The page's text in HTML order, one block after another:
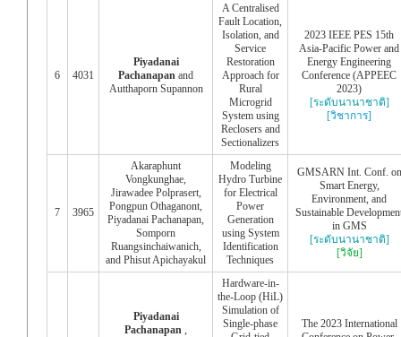
6 4031
Piyadanai
Pachanapan and
Autthaporn Supannon
A Centralised
Fault Location,
Isolation, and
Service
Restoration
Approach for
Rural
Microgrid
System using
Reclosers and
Sectionalizers
2023 IEEE PES 15th
Asia-Pacific Power and
Energy Engineering
Conference (APPEEC
2023)
[ระดับนานาชาติ]
[วิชาการ]
7 3965
Akaraphunt
Vongkunghae,
Jirawadee Polprasert,
Pongpun Othaganont,
Piyadanai Pachanapan,
Somporn
Ruangsinchaiwanich,
and Phisut Apichayakul
Modeling
Hydro Turbine
for Electrical
Power
Generation
using System
Identification
Techniques
GMSARN Int. Conf. on
Smart Energy,
Environment, and
Sustainable
in GMS
[ระดับนานาชาติ]
[วิจัย]
Piyadanai
Pachanapan
Hardware-in-
the-Loop (HiL)
Simulation of
Single-phase
The 2023 International